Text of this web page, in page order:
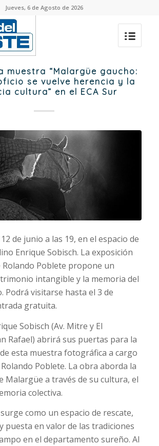
Jueves, 6 de Agosto de 2026
muestra “Malargüe gaucho:
se vuelve herencia y la
cultura” en el ECA Sur
de junio a las 19, en el espacio de
Enrique Sobisch. La exposición
Poblete propone un
intangible y la memoria del
Podrá visitarse hasta el 3 de
gratuita.
Sobisch (Av. Mitre y El
Rafael) abrirá sus puertas para la
esta muestra fotográfica a cargo
Poblete. La obra aborda la
Malargüe a través de su cultura, el
colectiva.
como un espacio de rescate,
puesta en valor de las tradiciones
en el departamento sureño. Al